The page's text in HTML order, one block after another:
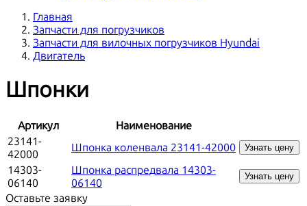
Главная
Запчасти для погрузчиков
Запчасти для вилочных погрузчиков Hyundai
Двигатель
Шпонки
Артикул
Наименование
23141-
42000
Шпонка коленвала 23141-42000 Узнать цену
14303-
06140
Шпонка распредвала 14303-
06140
Узнать цену
Оставьте заявку